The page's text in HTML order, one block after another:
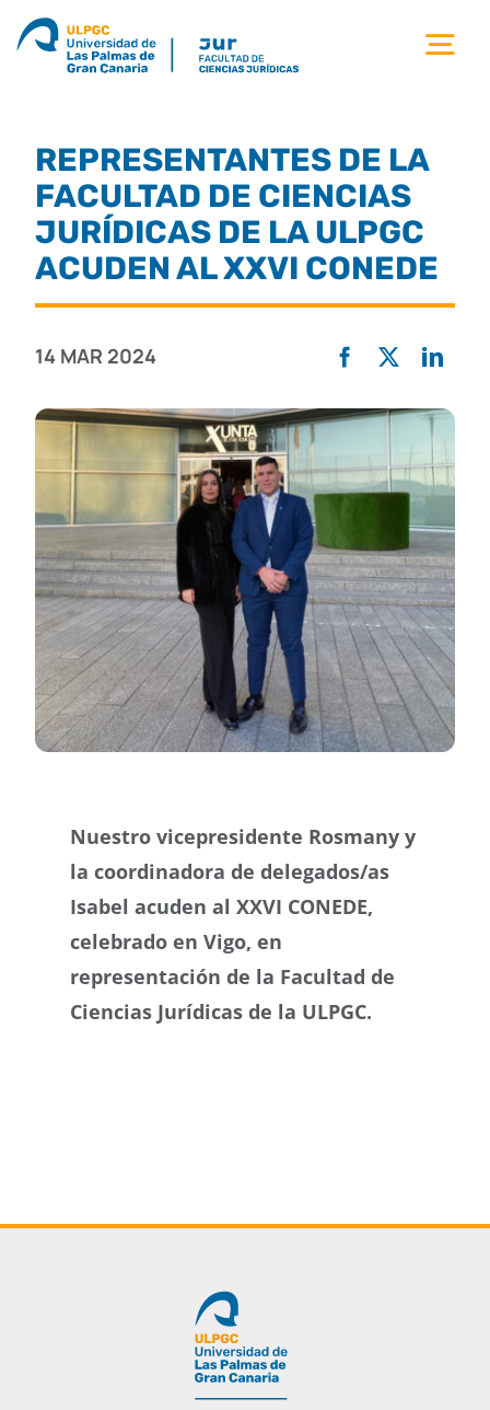
Saltar
titulaciones
estudiantes
noticias
Buscar
REPRESENTANTES DE LA
FACULTAD DE CIENCIAS
JURÍDICAS DE LA ULPGC
ACUDEN AL XXVI CONEDE
14 MAR 2024
Nuestro vicepresidente Rosmany y
la coordinadora de delegados/as
Isabel acuden al XXVI CONEDE,
celebrado en Vigo, en
representación de la Facultad de
Ciencias Jurídicas de la ULPGC.